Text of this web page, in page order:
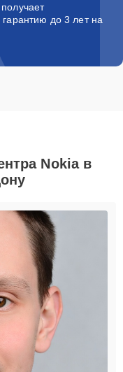
до 3 лет на
Nokia в